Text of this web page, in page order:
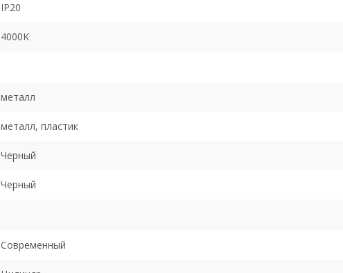
IP20
4000K
металл
металл, пластик
Черный
Черный
Современный